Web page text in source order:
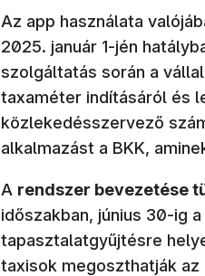
Az app használata
2025. január 1-jén
szolgáltatás során a
taxaméter indításáról és
közlekedésszervező
alkalmazást a BKK,
A rendszer bevezetése
időszakban, június 30-ig
tapasztalatgyűjtésre
taxisok megoszthatják